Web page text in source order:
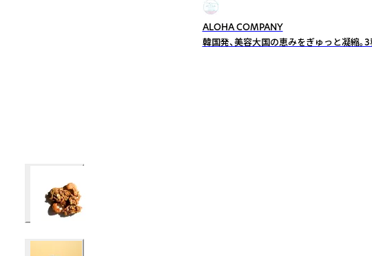
ALOHA COMPANY
韓国発、美容大国の恵みをぎゅっと凝縮